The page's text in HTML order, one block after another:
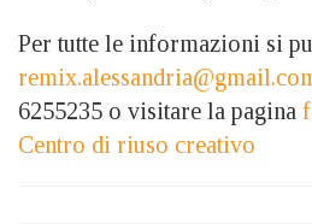
Per tutte le informazioni si
6255235 o visitare la pagina
Centro di riuso creativo